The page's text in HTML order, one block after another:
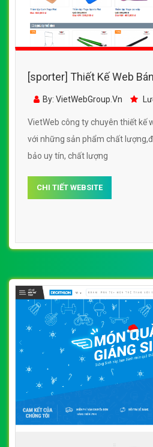
[sporter] Thiết Kế Web
Thiên Trường Sport
By: VietWebGroup.Vn
VietWeb công ty chuyên thiết kế
với những sản phẩm chất
bảo uy tín, chất lượng
CHI TIẾT WEBSITE